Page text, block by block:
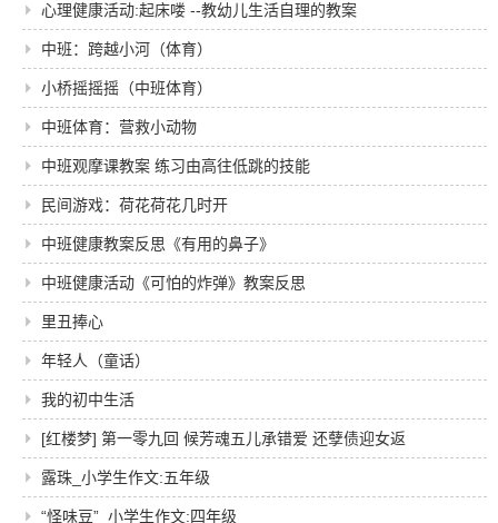
心理健康活动:起床喽 --教幼儿生活自理的教案
中班：跨越小河（体育）
小桥摇摇摇（中班体育）
中班体育：营救小动物
中班观摩课教案 练习由高往低跳的技能
民间游戏：荷花荷花几时开
中班健康教案反思《有用的鼻子》
中班健康活动《可怕的炸弹》教案反思
里丑捧心
年轻人（童话）
我的初中生活
[红楼梦] 第一零九回 候芳魂五儿承错爱 还孽债迎女返
真元
露珠_小学生作文:五年级
“怪味豆”_小学生作文:四年级